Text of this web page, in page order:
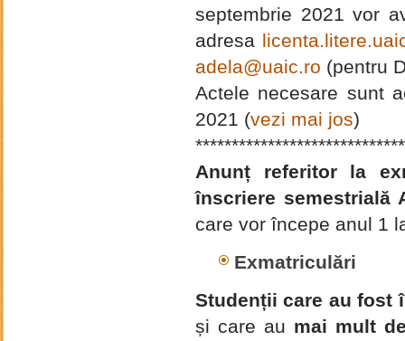
septembrie 2021 vor
adresa
adela@uaic.ro (pentru
Actele necesare sunt
2021 (vezi mai jos)
Anunț referitor la
înscriere semestrială
care vor începe anul 1
Exmatriculări
Studenții care au fost
și care au mai mult